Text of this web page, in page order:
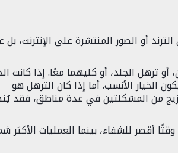
أو الصور المنتشرة على الإنترنت،
ترهل الجلد، أو كليهما معًا. إذا كانت
الخيار الأنسب. أما إذا كان الترهل هو
من المشكلتين في عدة مناطق، فقد
أقصر للشفاء، بينما العمليات الأكثر